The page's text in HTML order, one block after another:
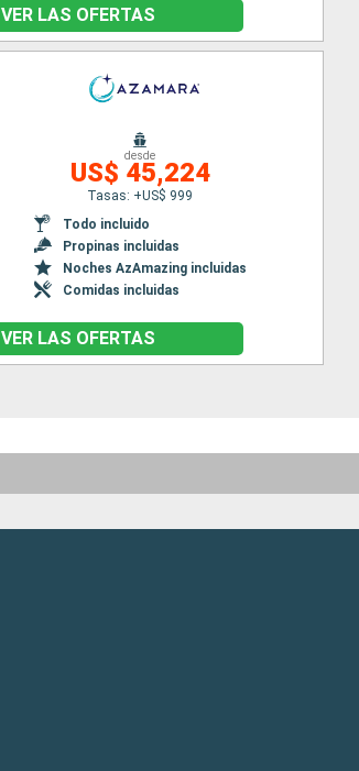
VER LAS OFERTAS
desde
US$ 45,224
Tasas: +US$ 999
Todo incluido
Propinas incluidas
Noches AzAmazing incluidas
Comidas incluidas
VER LAS OFERTAS